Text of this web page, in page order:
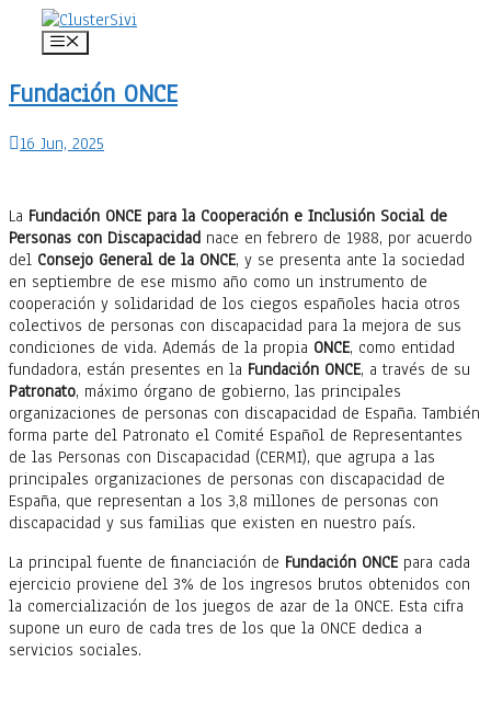
Saltar
Menú
Fundación ONCE
16 Jun, 2025
La Fundación ONCE para la Cooperación e Inclusión Social de
Personas con Discapacidad nace en febrero de 1988, por acuerdo
del Consejo General de la ONCE, y se presenta ante la sociedad
en septiembre de ese mismo año como un instrumento de
cooperación y solidaridad de los ciegos españoles hacia otros
colectivos de personas con discapacidad para la mejora de sus
condiciones de vida. Además de la propia ONCE, como entidad
fundadora, están presentes en la Fundación ONCE, a través de su
Patronato, máximo órgano de gobierno, las principales
organizaciones de personas con discapacidad de España. También
forma parte del Patronato el Comité Español de Representantes
de las Personas con Discapacidad (CERMI), que agrupa a las
principales organizaciones de personas con discapacidad de
España, que representan a los 3,8 millones de personas con
discapacidad y sus familias que existen en nuestro país.
La principal fuente de financiación de Fundación ONCE para cada
ejercicio proviene del 3% de los ingresos brutos obtenidos con
la comercialización de los juegos de azar de la ONCE. Esta cifra
supone un euro de cada tres de los que la ONCE dedica a
servicios sociales.